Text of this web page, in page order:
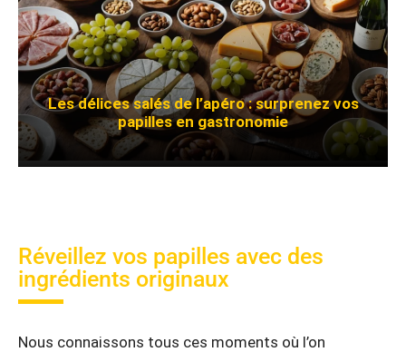
Les délices salés de l’apéro : surprenez vos
papilles en gastronomie
Réveillez vos papilles avec des
ingrédients originaux
Nous connaissons tous ces moments où l’on